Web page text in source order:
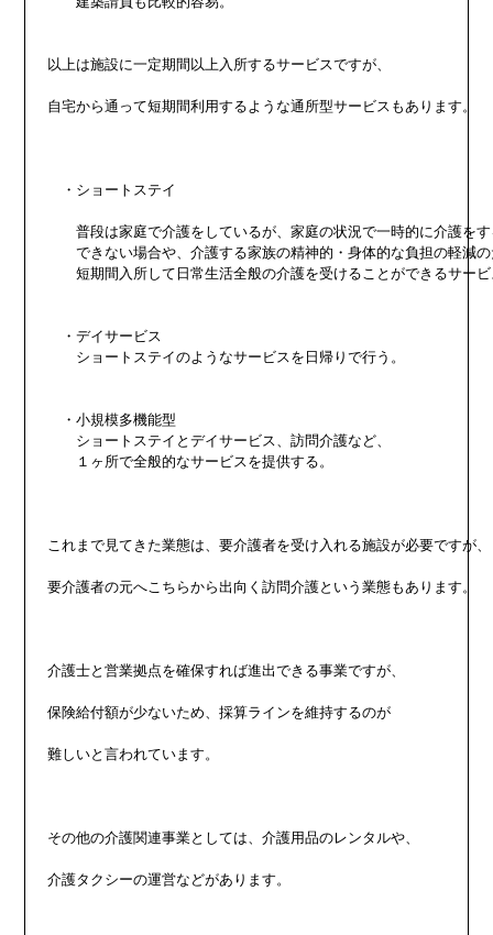
以上は施設に一定期間以上入所するサービスですが、
自宅から通って短期間利用するような通所型サービスもあります。
・ショートステイ
普段は家庭で介護をしているが、家庭の状況で一時的に介護をす
できない場合や、介護する家族の精神的・身体的な負担の軽減の
短期間入所して日常生活全般の介護を受けることができるサービ
・デイサービス
ショートステイのようなサービスを日帰りで行う。
・小規模多機能型
ショートステイとデイサービス、訪問介護など、
１ヶ所で全般的なサービスを提供する。
これまで見てきた業態は、要介護者を受け入れる施設が必要ですが、
要介護者の元へこちらから出向く訪問介護という業態もあります。
介護士と営業拠点を確保すれば進出できる事業ですが、
保険給付額が少ないため、採算ラインを維持するのが
難しいと言われています。
その他の介護関連事業としては、介護用品のレンタルや、
介護タクシーの運営などがあります。